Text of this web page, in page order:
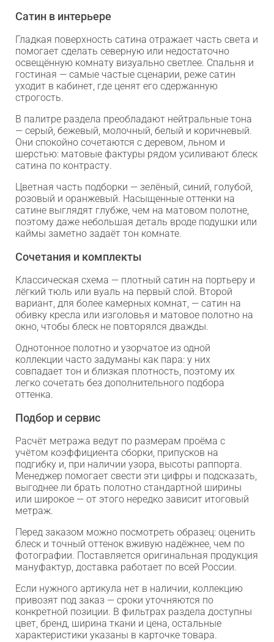
Сатин в интерьере
Гладкая поверхность сатина отражает часть света и
помогает сделать северную или недостаточно
освещённую комнату визуально светлее. Спальня и
гостиная — самые частые сценарии, реже сатин
уходит в кабинет, где ценят его сдержанную
строгость.
В палитре раздела преобладают нейтральные тона
— серый, бежевый, молочный, белый и коричневый.
Они спокойно сочетаются с деревом, льном и
шерстью: матовые фактуры рядом усиливают блеск
сатина по контрасту.
Цветная часть подборки — зелёный, синий, голубой,
розовый и оранжевый. Насыщенные оттенки на
сатине выглядят глубже, чем на матовом полотне,
поэтому даже небольшая деталь вроде подушки или
каймы заметно задаёт тон комнате.
Сочетания и комплекты
Классическая схема — плотный сатин на портьеру и
лёгкий тюль или вуаль на первый слой. Второй
вариант, для более камерных комнат, — сатин на
обивку кресла или изголовья и матовое полотно на
окно, чтобы блеск не повторялся дважды.
Однотонное полотно и узорчатое из одной
коллекции часто задуманы как пара: у них
совпадает тон и близкая плотность, поэтому их
легко сочетать без дополнительного подбора
оттенка.
Подбор и сервис
Расчёт метража ведут по размерам проёма с
учётом коэффициента сборки, припусков на
подгибку и, при наличии узора, высоты раппорта.
Менеджер помогает свести эти цифры и подсказать,
выгоднее ли брать полотно стандартной ширины
или широкое — от этого нередко зависит итоговый
метраж.
Перед заказом можно посмотреть образец: оценить
блеск и точный оттенок вживую надёжнее, чем по
фотографии. Поставляется оригинальная продукция
мануфактур, доставка работает по всей России.
Если нужного артикула нет в наличии, коллекцию
привозят под заказ — сроки уточняются по
конкретной позиции. В фильтрах раздела доступны
цвет, бренд, ширина ткани и цена, остальные
характеристики указаны в карточке товара.